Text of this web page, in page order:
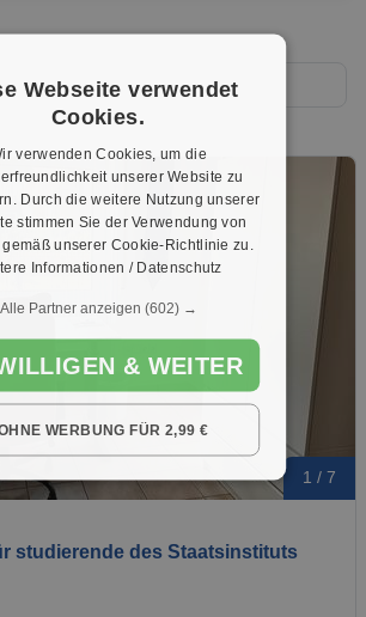
1 / 7
studierende des Staatsinstituts
Webseite verwendet
Cookies.
verwenden Cookies, um die
unserer Website zu
Durch die weitere Nutzung unserer
stimmen Sie der Verwendung von
unserer Cookie-Richtlinie zu.
Informationen / Datenschutz
Alle Partner anzeigen (602) →
& WEITER
WERBUNG FÜR 2,99 €